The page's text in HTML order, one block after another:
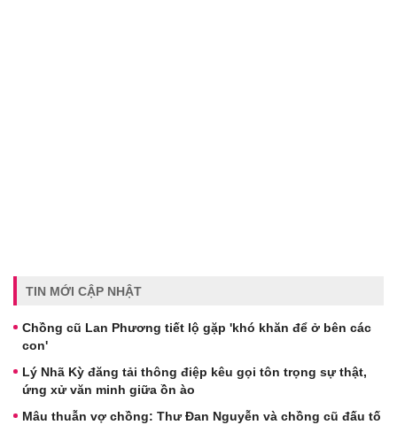
TIN MỚI CẬP NHẬT
Chồng cũ Lan Phương tiết lộ gặp 'khó khăn để ở bên các
con'
Lý Nhã Kỳ đăng tải thông điệp kêu gọi tôn trọng sự thật,
ứng xử văn minh giữa ồn ào
Mâu thuẫn vợ chồng: Thư Đan Nguyễn và chồng cũ đấu tố